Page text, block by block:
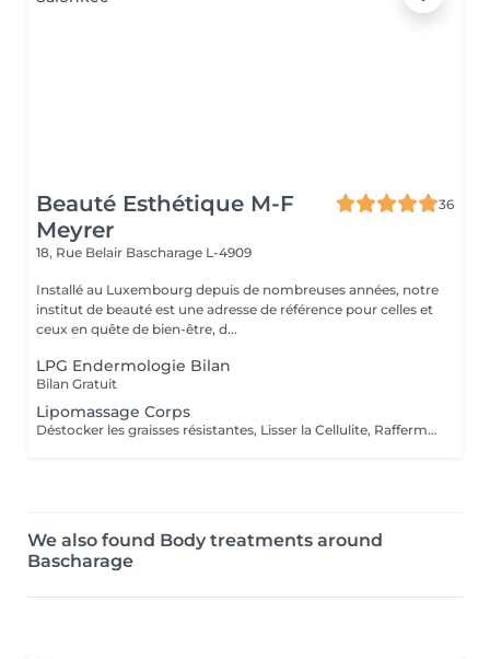
Beauté Esthétique M-F
Meyrer
36
18, Rue Belair Bascharage L-4909
Installé au Luxembourg depuis de nombreuses années, notre
institut de beauté est une adresse de référence pour celles et
ceux en quête de bien-être, d...
LPG Endermologie Bilan
Bilan Gratuit
Lipomassage Corps
Déstocker les graisses résistantes, Lisser la Cellulite, Raffermir la Peau, Resculpter les Formes
We also found Body treatments around
Bascharage